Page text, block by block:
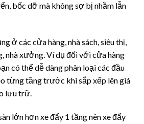
bốc dỡ mà không sợ bị nhầm lẫn
ở các cửa hàng, nhà sách, siêu thị,
nhà xưởng. Ví dụ đối với cửa hàng
có thể dễ dàng phân loại các đầu
từng tầng trước khi sắp xếp lên giá
lưu trữ.
lớn hơn xe đẩy 1 tầng nên xe đẩy